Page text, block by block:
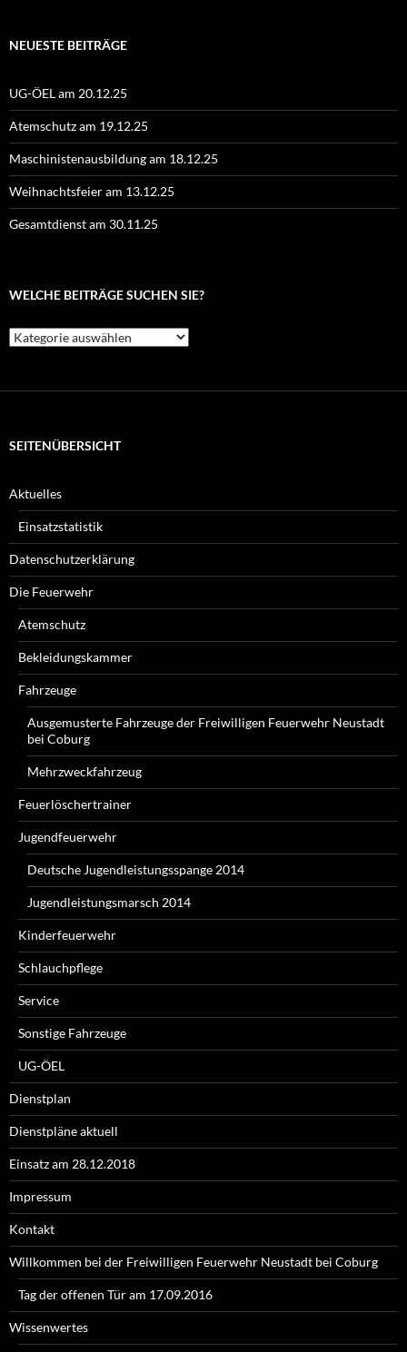
NEUESTE BEITRÄGE
UG-ÖEL am 20.12.25
Atemschutz am 19.12.25
Maschinistenausbildung am 18.12.25
Weihnachtsfeier am 13.12.25
Gesamtdienst am 30.11.25
WELCHE BEITRÄGE SUCHEN SIE?
Welche
Beiträge
SEITENÜBERSICHT
Aktuelles
Einsatzstatistik
Datenschutzerklärung
Die Feuerwehr
Atemschutz
Bekleidungskammer
Fahrzeuge
Ausgemusterte Fahrzeuge der Freiwilligen Feuerwehr Neustadt
bei Coburg
Mehrzweckfahrzeug
Feuerlöschertrainer
Jugendfeuerwehr
Deutsche Jugendleistungsspange 2014
Jugendleistungsmarsch 2014
Kinderfeuerwehr
Schlauchpflege
Service
Sonstige Fahrzeuge
UG-ÖEL
Dienstplan
Dienstpläne aktuell
Einsatz am 28.12.2018
Impressum
Kontakt
Willkommen bei der Freiwilligen Feuerwehr Neustadt bei Coburg
Tag der offenen Tür am 17.09.2016
Wissenwertes